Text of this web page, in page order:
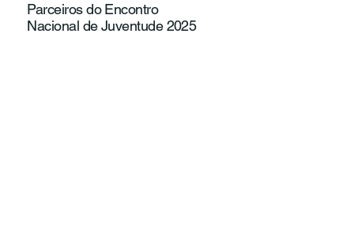
Parceiros do Encontro
Nacional de Juventude 2025